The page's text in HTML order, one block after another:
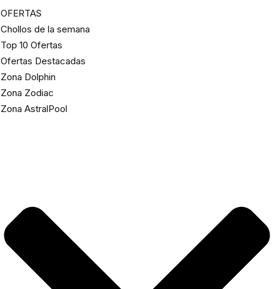
OFERTAS
Chollos de la semana
Top 10 Ofertas
Ofertas Destacadas
Zona Dolphin
Zona Zodiac
Zona AstralPool